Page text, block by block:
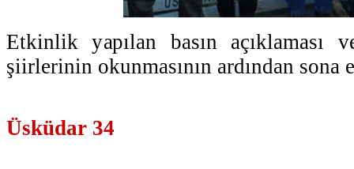
Etkinlik yapılan basın açıklaması
şiirlerinin okunmasının ardından sona
Üsküdar 34